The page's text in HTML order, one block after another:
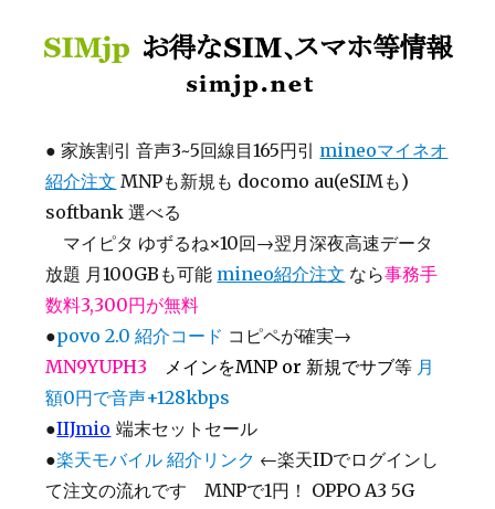
● 家族割引 音声3~5回線目165円引 mineoマイネオ
紹介注文 MNPも新規も docomo au(eSIMも)
softbank 選べる
マイピタ ゆずるね×10回→翌月深夜高速データ
放題 月100GBも可能 mineo紹介注文 なら事務手
数料3,300円が無料
●povo 2.0 紹介コード コピペが確実→
MN9YUPH3
メインをMNP or 新規でサブ等 月
額0円で音声+128kbps
●IIJmio 端末セットセール
●楽天モバイル 紹介リンク ←楽天IDでログインし
て注文の流れです MNPで1円！ OPPO A3 5G